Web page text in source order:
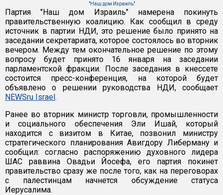
"Наш дом Израиль"
Партия "Наш дом Израиль" намерена покинуть
правительственную коалицию. Как сообщил в среду
источник в партии НДИ, это решение было принято на
заседании секретариата, которое состоялось во вторник
вечером. Между тем окончательное решение по этому
вопросу будет принято 16 января на заседании
парламентской фракции. После заседания в кнессете
состоится пресс-конференция, на которой будет
объявлено о решении руководства НДИ, сообщает
NEWSru Israel.
Ранее во вторник министр торговли, промышленности
и социального обеспечения Эли Ишай, который
находится с визитом в Китае, позвонил министру
стратегического планирования Авигдору Либерману и
сообщил: согласно распоряжению духовного лидера
ШАС раввина Овадьи Йосефа, его партия покинет
правительство сразу же после того, как на переговорах
с палестинцам начнется обсуждение статуса
Иерусалима.